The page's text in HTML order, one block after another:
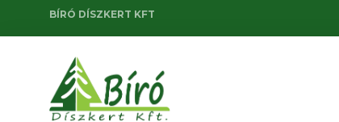
BÍRÓ DÍSZKERT KFT